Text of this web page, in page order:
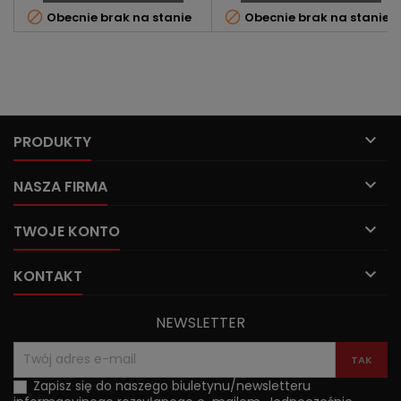
 Obecnie brak na stanie  Obecnie brak na stanie
PRODUKTY 
NASZA FIRMA 
TWOJE KONTO 
KONTAKT 
NEWSLETTER
Zapisz się do naszego biuletynu/newsletteru